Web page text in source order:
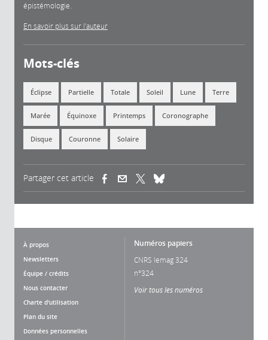
épistémologie.
En savoir plus sur l'auteur
Mots-clés
Éclipse Partielle Totale Soleil Lune Terre
Marée Équinoxe Printemps Coronographe
Disque Couronne Solaire
Partager cet article (link is external)(link is external)
À propos
Newsletters
Équipe / crédits
Nous contacter
Charte d'utilisation
Plan du site
Données personnelles
Numéros papiers
CNRS lemag 324
n°324
Voir tous les numéros